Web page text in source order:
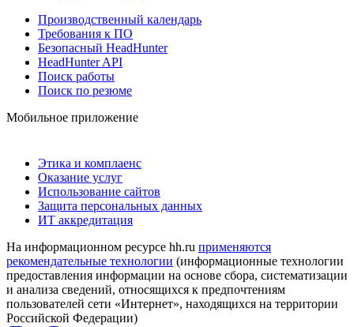
Производственный календарь
Требования к ПО
Безопасный HeadHunter
HeadHunter API
Поиск работы
Поиск по резюме
Мобильное приложение
Этика и комплаенс
Оказание услуг
Использование сайтов
Защита персональных данных
ИТ аккредитация
На информационном ресурсе hh.ru применяются
рекомендательные технологии (информационные технологии
предоставления информации на основе сбора, систематизации
и анализа сведений, относящихся к предпочтениям
пользователей сети «Интернет», находящихся на территории
Российской Федерации)